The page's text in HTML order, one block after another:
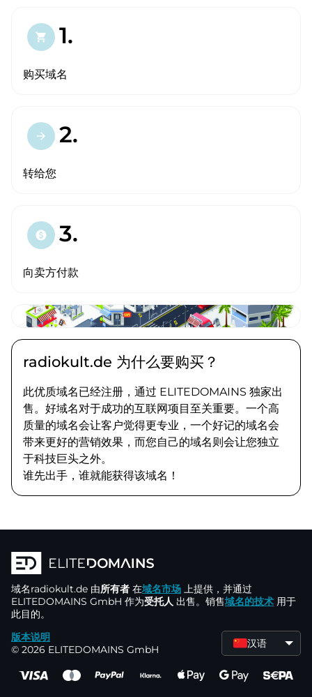
shopping_cart 1.
购买域名
arrow_forward 2.
转给您
paid 3.
向卖方付款
radiokult.de 为什么要购买？
此优质域名已经注册，通过 ELITEDOMAINS 独家出
售。好域名对于成功的互联网项目至关重要。一个高
质量的域名会让客户觉得更专业，一个好记的域名会
带来更好的营销效果，而您自己的域名则会让您独立
于科技巨头之外。
谁先出手，谁就能获得该域名！
域名radiokult.de 由所有者 在域名市场 上提供，并通过
ELITEDOMAINS GmbH 作为受托人 出售。销售域名的技术 用于
此目的。
版本说明
© 2026 ELITEDOMAINS GmbH
汉语